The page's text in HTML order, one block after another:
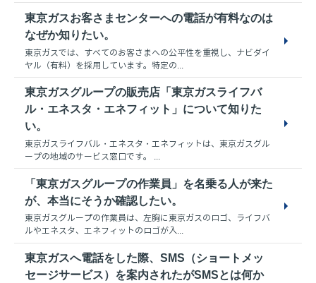
東京ガスお客さまセンターへの電話が有料なのは
なぜか知りたい。
東京ガスでは、すべてのお客さまへの公平性を重視し、ナビダイ
ヤル（有料）を採用しています。特定の...
東京ガスグループの販売店「東京ガスライフバ
ル・エネスタ・エネフィット」について知りた
い。
東京ガスライフバル・エネスタ・エネフィットは、東京ガスグル
ープの地域のサービス窓口です。 ...
「東京ガスグループの作業員」を名乗る人が来た
が、本当にそうか確認したい。
東京ガスグループの作業員は、左胸に東京ガスのロゴ、ライフバ
ルやエネスタ、エネフィットのロゴが入...
東京ガスへ電話をした際、SMS（ショートメッ
セージサービス）を案内されたがSMSとは何か